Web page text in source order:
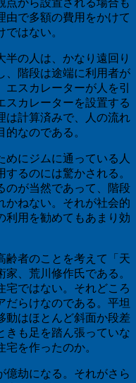
由で多額の費用をかけて
はない。
の人は、かなり遠回り
、階段は途端に利用者が
スカレーターが人を引
スカレーターを設置する
は計算済みで、人の流れ
なのである。
にジムに通っている人
るのには驚かされる。
のが当然であって、階段
かねない。それが社会的
利用を勧めてもあまり効
齢者のことを考えて「天
、荒川修作氏である。
宅ではない。それどころ
だらけなのである。平坦
動はほとんど斜面か段差
きも足を踏ん張っていな
を作ったのか。
億劫になる。それがさら